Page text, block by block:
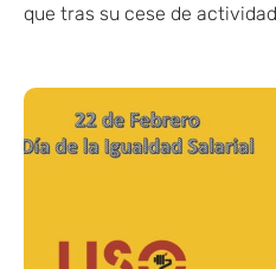
que tras su cese de